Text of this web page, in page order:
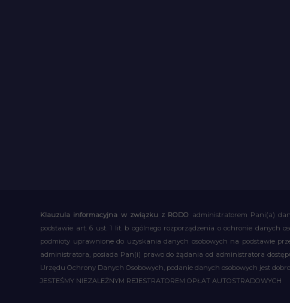
Klauzula informacyjna w związku z RODO administratorem Pani(a)
podstawie art. 6 ust. 1 lit. b ogólnego rozporządzenia o ochronie danych
podmioty uprawnione do uzyskania danych osobowych na podstawie
administratora, posiada Pan(i) prawo do żądania od administratora
Urzędu Ochrony Danych Osobowych, podanie danych osobowych jest
JESTEŚMY NIEZALEŻNYM REJESTRATOREM OPŁAT AUTOSTRADOWYCH